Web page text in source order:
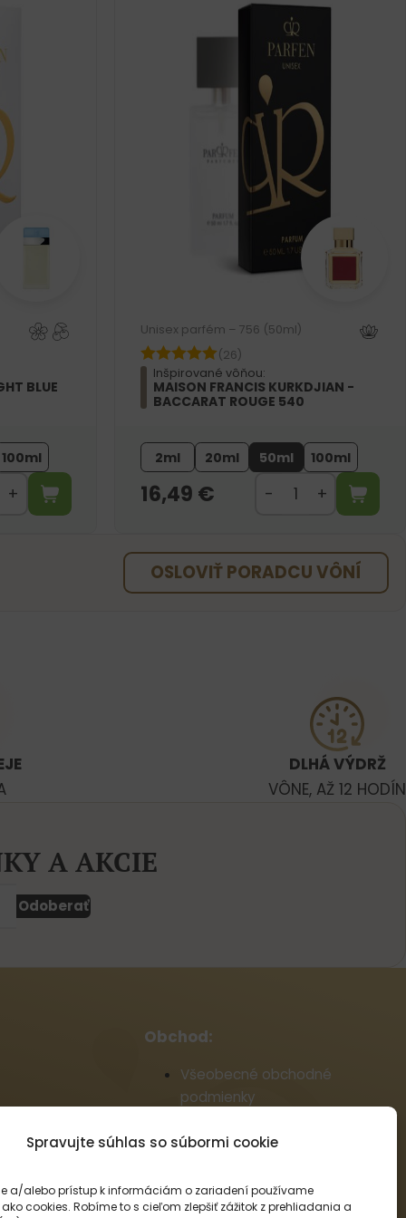
Spravujte súhlas so súbormi cookie
a/alebo prístup k informáciám o zariadení používame
cookies. Robíme to s cieľom zlepšiť zážitok z prehliadania a
BLUE
100ml
Unisex parfém – 756 (50ml)
(26)
Inšpirované vôňou:
MAISON FRANCIS KURKDJIAN -
BACCARAT ROUGE 540
2ml 20ml 50ml 100ml
16,49 €
OSLOVIŤ PORADCU VÔNÍ
DLHÁ VÝDRŽ
VÔNE, AŽ 12 HODÍN
A AKCIE
Odoberať
Obchod:
Všeobecné obchodné
podmienky
Informácie o doprave a platbe
cookie (EÚ)
Veľkoobchod